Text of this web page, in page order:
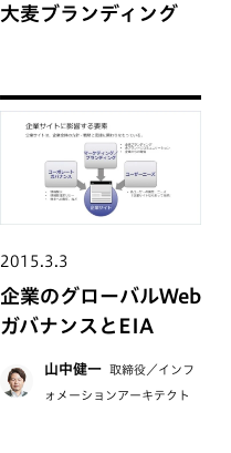
大麦ブランディング
2015.3.3
企業のグローバルWeb
ガバナンスとEIA
山中健一 取締役／インフ
ォメーションアーキテクト